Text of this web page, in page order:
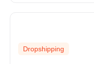
Dropshipping